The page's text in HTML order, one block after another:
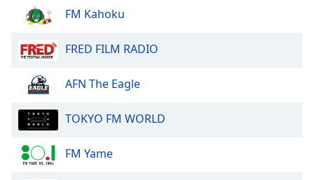
window.
Beginning
dialog
window.
Escape
cancel
FM Kahoku
FRED FILM RADIO
AFN The Eagle
TOKYO FM WORLD
FM Yame